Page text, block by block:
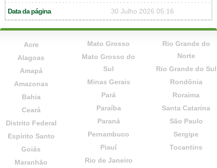
Data da página 30 Julho 2026 05:16
Acre
Alagoas
Amapá
Amazonas
Bahia
Ceará
Distrito Federal
Espírito Santo
Goiás
Maranhão
Mato Grosso
Mato Grosso do
Sul
Minas Gerais
Pará
Paraíba
Paraná
Pernambuco
Piauí
Rio de Janeiro
Rio Grande do
Norte
Rio Grande do Sul
Rondônia
Roraima
Santa Catarina
São Paulo
Sergipe
Tocantins